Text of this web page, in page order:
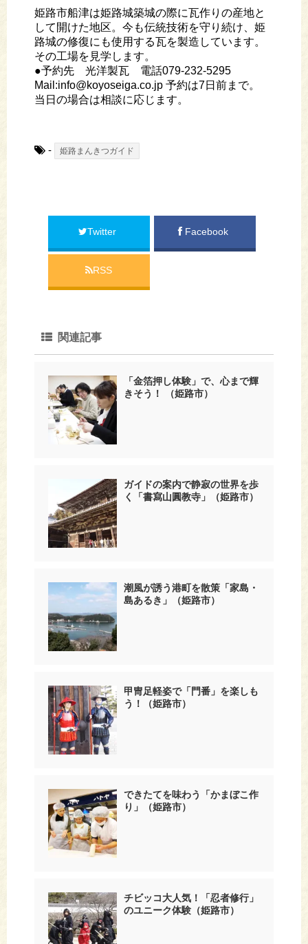
姫路市船津は姫路城築城の際に瓦作りの産地と
して開けた地区。今も伝統技術を守り続け、姫
路城の修復にも使用する瓦を製造しています。
その工場を見学します。
●予約先 光洋製瓦 電話079-232-5295
Mail:info@koyoseiga.co.jp 予約は7日前まで。
当日の場合は相談に応じます。
- 姫路まんきつガイド
Twitter Facebook
RSS
関連記事
「金箔押し体験」で、心まで輝
きそう！ （姫路市）
ガイドの案内で静寂の世界を歩
く「書寫山圓教寺」（姫路市）
潮風が誘う港町を散策「家島・
島あるき」（姫路市）
甲冑足軽姿で「門番」を楽しも
う！（姫路市）
できたてを味わう「かまぼこ作
り」（姫路市）
チビッコ大人気！「忍者修行」
のユニーク体験（姫路市）